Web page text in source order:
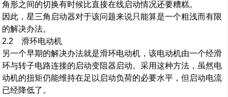
角形之间的切换有时候比直接在线启动情况还要糟糕。
因此，星三角启动器对于该问题来说只能算是一个粗浅而有限
的解决办法。
2.2 滑环电动机
另一个早期的解决办法就是滑环电动机，该电动机由一个经滑
环与转子电路连接的启动变阻器启动。采用这种方法，虽然电
动机的扭矩仍能维持在足以启动负荷的必要水平，但启动电流
已经降低了。